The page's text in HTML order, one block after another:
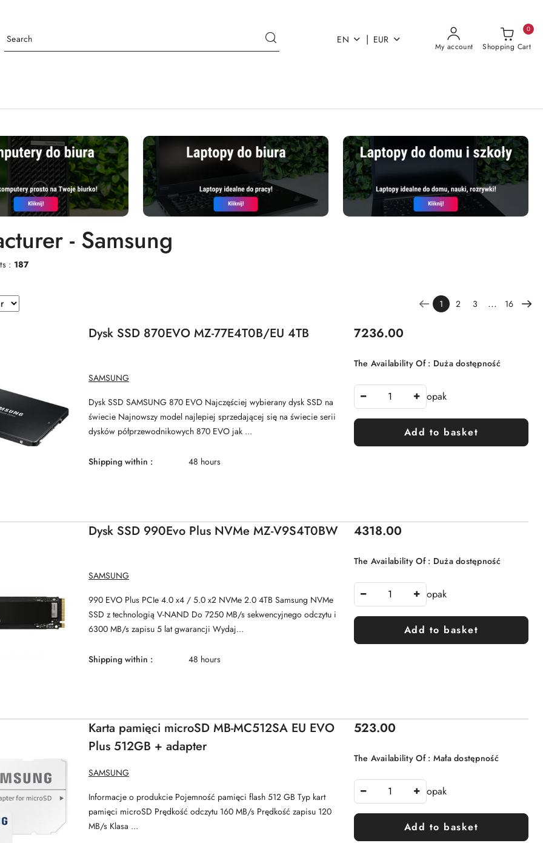
EN | EUR
My account Shopping Cart
0
- Samsung
: 187
1 2 3 ... 16
Dysk SSD 870EVO MZ-77E4T0B/EU 4TB
MANUFACTURER
NAME:
SAMSUNG
Dysk SSD SAMSUNG 870 EVO Najczęściej wybierany dysk SSD na
świecie Najnowszy model najlepiej sprzedającej się na świecie serii
dysków półprzewodnikowych 870 EVO jak ...
Shipping within : 48 hours
Price:
7236.00
The Availability Of : Duża dostępność
opak
Add to basket
Dysk SSD 990Evo Plus NVMe MZ-V9S4T0BW
MANUFACTURER
NAME:
SAMSUNG
990 EVO Plus PCIe 4.0 x4 / 5.0 x2 NVMe 2.0 4TB Samsung NVMe
SSD z technologią V-NAND Do 7250 MB/s sekwencyjnego odczytu i
6300 MB/s zapisu 5 lat gwarancji Wydaj...
Shipping within : 48 hours
Price:
4318.00
The Availability Of : Duża dostępność
opak
Add to basket
Karta pamięci microSD MB-MC512SA EU EVO
Plus 512GB + adapter
MANUFACTURER
NAME:
SAMSUNG
Informacje o produkcie Pojemność pamięci flash 512 GB Typ kart
pamięci microSD Prędkość odczytu 160 MB/s Prędkość zapisu 120
MB/s Klasa ...
Price:
523.00
The Availability Of : Mała dostępność
opak
Add to basket